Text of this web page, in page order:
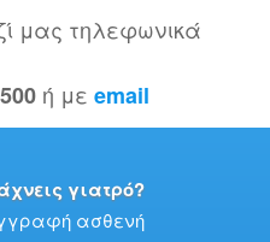
μας τηλεφωνικά
ή με email
γιατρό?
ασθενή